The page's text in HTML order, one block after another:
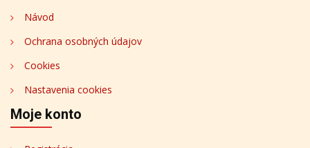
Návod
Ochrana osobných údajov
Cookies
Nastavenia cookies
Moje konto